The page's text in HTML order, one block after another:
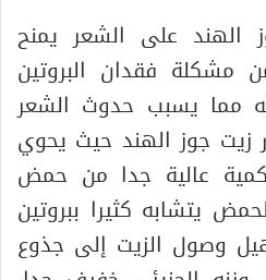
الهند على الشعر يمنح
مشكلة فقدان البروتين
مما يسبب حدوث الشعر
زيت جوز الهند حيث يحوي
عالية جدا من حمض
يتشابه كثيرا ببروتين
وصول الزيت إلى جذوع